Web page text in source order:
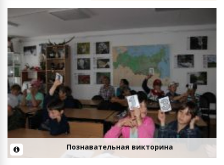
Познавательная викторина